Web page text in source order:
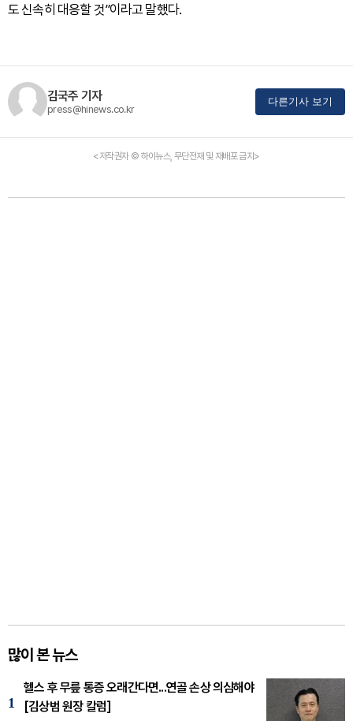
도 신속히 대응할 것”이라고 말했다.
김국주 기자
press@hinews.co.kr
다른기사 보기
<저작권자 © 하이뉴스, 무단전재 및 재배포 금지>
많이 본 뉴스
1
헬스 후 무릎 통증 오래간다면...연골 손상 의심해야
[김상범 원장 칼럼]